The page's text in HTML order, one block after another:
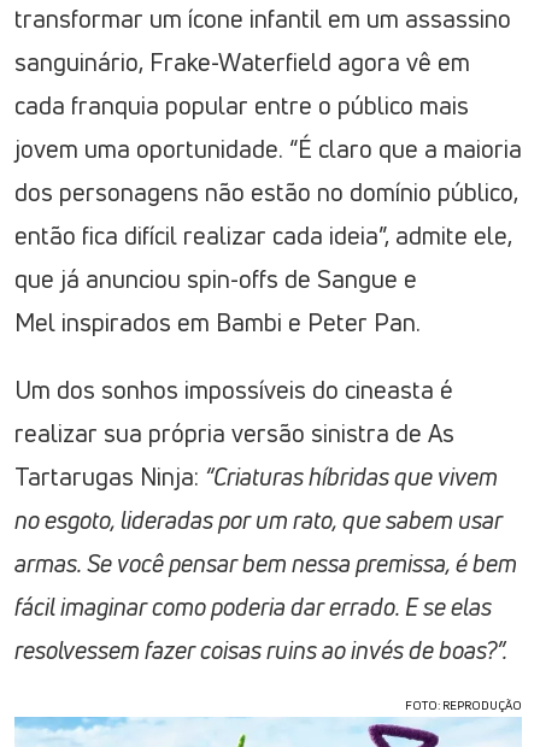
transformar um ícone infantil em um assassino
sanguinário, Frake-Waterfield agora vê em
cada franquia popular entre o público mais
jovem uma oportunidade. “É claro que a maioria
dos personagens não estão no domínio público,
então fica difícil realizar cada ideia”, admite ele,
que já anunciou spin-offs de Sangue e
Mel inspirados em Bambi e Peter Pan.
Um dos sonhos impossíveis do cineasta é
realizar sua própria versão sinistra de As
Tartarugas Ninja: “Criaturas híbridas que vivem
no esgoto, lideradas por um rato, que sabem usar
armas. Se você pensar bem nessa premissa, é bem
fácil imaginar como poderia dar errado. E se elas
resolvessem fazer coisas ruins ao invés de boas?”.
FOTO: REPRODUÇÃO